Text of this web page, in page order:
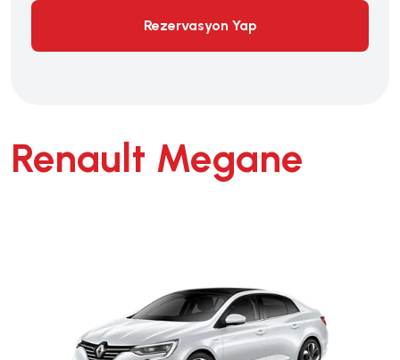
Rezervasyon Yap
Renault Megane